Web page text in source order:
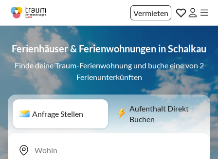
Vermieten
Ferienhäuser & Ferienwohnungen in Schalkau
Finde deine Traum-Ferienwohnung und buche eine von 2
Ferienunterkünften
Anfrage Stellen
Aufenthalt Direkt
Buchen